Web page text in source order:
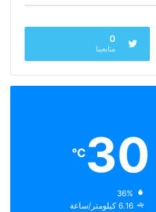
0
متابعينا
30
℃
الرطوبة:
الرياح:6.16 كيلومتر/ساعة